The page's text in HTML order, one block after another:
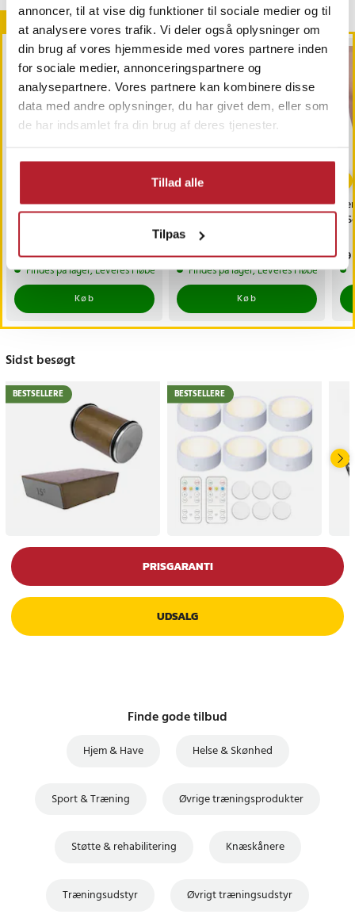
annoncer, til at vise dig funktioner til sociale medier og til
at analysere vores trafik. Vi deler også oplysninger om
din brug af vores hjemmeside med vores partnere inden
for sociale medier, annonceringspartnere og
analysepartnere. Vores partnere kan kombinere disse
data med andre oplysninger, du har givet dem, eller som
de har indsamlet fra din brug af deres tjenester.
Tillad alle
Tilpas
Andre købte også
Pemtura fingerløse
kompressionshandsker S
Pris:79 kr.
79 kr.
Findes på lager, Leveres i løbet af 1-2 hverdage
Køb
Pemtura Udøget
skinne - Højre hånd
Pris:149 kr.
149 kr.
Findes på lager, Leveres i løbet af 1-2
Køb
-
Sidst besøgt
BESTSELLERE BESTSELLERE
PRISGARANTI
UDSALG
Finde gode tilbud
Hjem & Have Helse & Skønhed
Sport & Træning Øvrige træningsprodukter
Støtte & rehabilitering Knæskånere
Træningsudstyr Øvrigt træningsudstyr